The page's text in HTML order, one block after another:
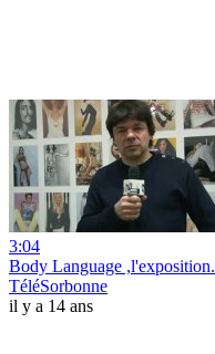
3:04
Body Language ,l'exposition.
TéléSorbonne
il y a 14 ans